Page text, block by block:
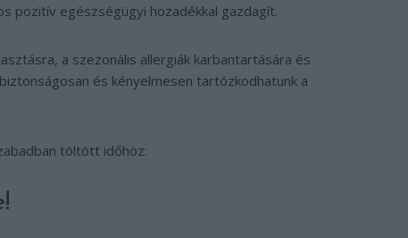
pozitív egészségügyi hozadékkal gazdagít.
a szezonális allergiák karbantartására és
és kényelmesen tartózkodhatunk a
töltött időhöz: